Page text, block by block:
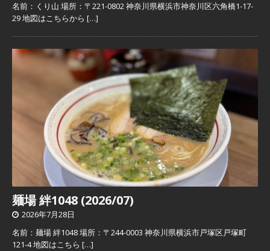
名前：くり山 場所：〒221-0802 神奈川県横浜市神奈川区六角橋1-17-
29 地図はこちらから […]
麺場 絆1048 (2026/07)
2026年7月28日
名前：麺場 絆1048 場所：〒244-0003 神奈川県横浜市戸塚区戸塚町
121-4 地図はこちら […]